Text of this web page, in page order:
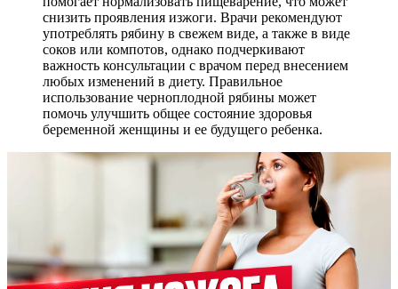
снизить проявления изжоги. Врачи рекомендуют
употреблять рябину в свежем виде, а также в виде
соков или компотов, однако подчеркивают
важность консультации с врачом перед внесением
любых изменений в диету. Правильное
использование черноплодной рябины может
помочь улучшить общее состояние здоровья
беременной женщины и ее будущего ребенка.